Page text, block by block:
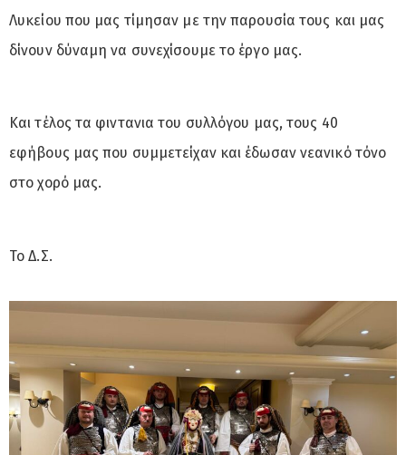
Λυκείου που μας τίμησαν με την παρουσία τους και μας
δίνουν δύναμη να συνεχίσουμε το έργο μας.
Και τέλος τα φιντανια του συλλόγου μας, τους 40
εφήβους μας που συμμετείχαν και έδωσαν νεανικό τόνο
στο χορό μας.
Το Δ.Σ.